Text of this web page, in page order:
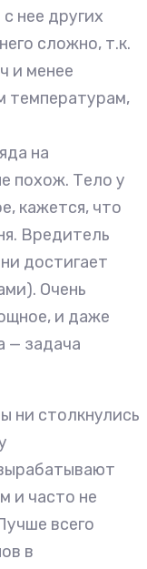
нее других
сложно, т.к.
и менее
температурам,
на
похож. Тело у
кажется, что
Вредитель
достигает
Очень
и даже
— задача
ни столкнулись
и часто не
всего
в